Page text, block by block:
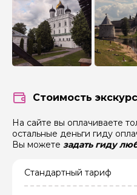
Стоимость
На сайте вы оплачиваете
остальные деньги гиду
Вы можете задать гиду
Стандартный тариф